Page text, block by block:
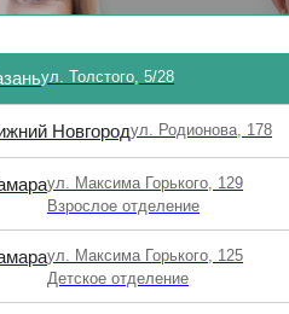
Исааковна
категории,
медицинских
Вургафт
Врач-
кандидат
ул. Толстого, 5/28
Новгородул. Родионова, 178
ул. Максима Горького, 129
Взрослое отделение
ул. Максима Горького, 125
Детское отделение